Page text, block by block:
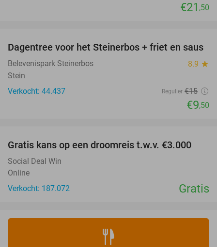
€21 ,50
37%
Dagentree voor het Steinerbos + friet en saus
Belevenispark Steinerbos 8.9 star
Stein
Verkocht: 44.437
Regulier €15
€9,50
Gratis kans op een droomreis t.w.v. €3.000
Social Deal Win
Online
Verkocht: 187.072
Gratis